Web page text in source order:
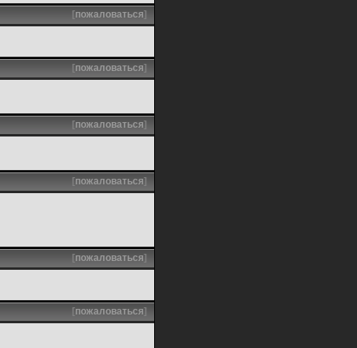
[пожаловаться]
[пожаловаться]
[пожаловаться]
[пожаловаться]
[пожаловаться]
[пожаловаться]